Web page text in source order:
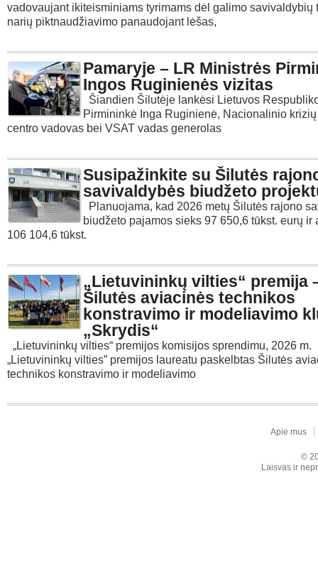
vadovaujant ikiteisminiams tyrimams dėl galimo savivaldybių
narių piktnaudžiavimo panaudojant lėšas,
Pamaryje – LR Ministrės
Ingos Ruginienės vizitas
Šiandien Šilutėje lankėsi Lietuvos
Pirmininkė Inga Ruginienė, Nacionalinio
centro vadovas bei VSAT vadas generolas
Susipažinkite su Šilutės
savivaldybės biudžeto
Planuojama, kad 2026 metų Šilutės rajono
biudžeto pajamos sieks 97 650,6 tūkst. eurų ir
106 104,6 tūkst.
„Lietuvininkų vilties“ premija
Šilutės aviacinės technikos
konstravimo ir modeliavimo
„Skrydis“
„Lietuvininkų vilties“ premijos komisijos sprendimu, 2026 m.
„Lietuvininkų vilties” premijos laureatu paskelbtas Šilutės
technikos konstravimo ir modeliavimo
Apie mus
©
Laisvas ir